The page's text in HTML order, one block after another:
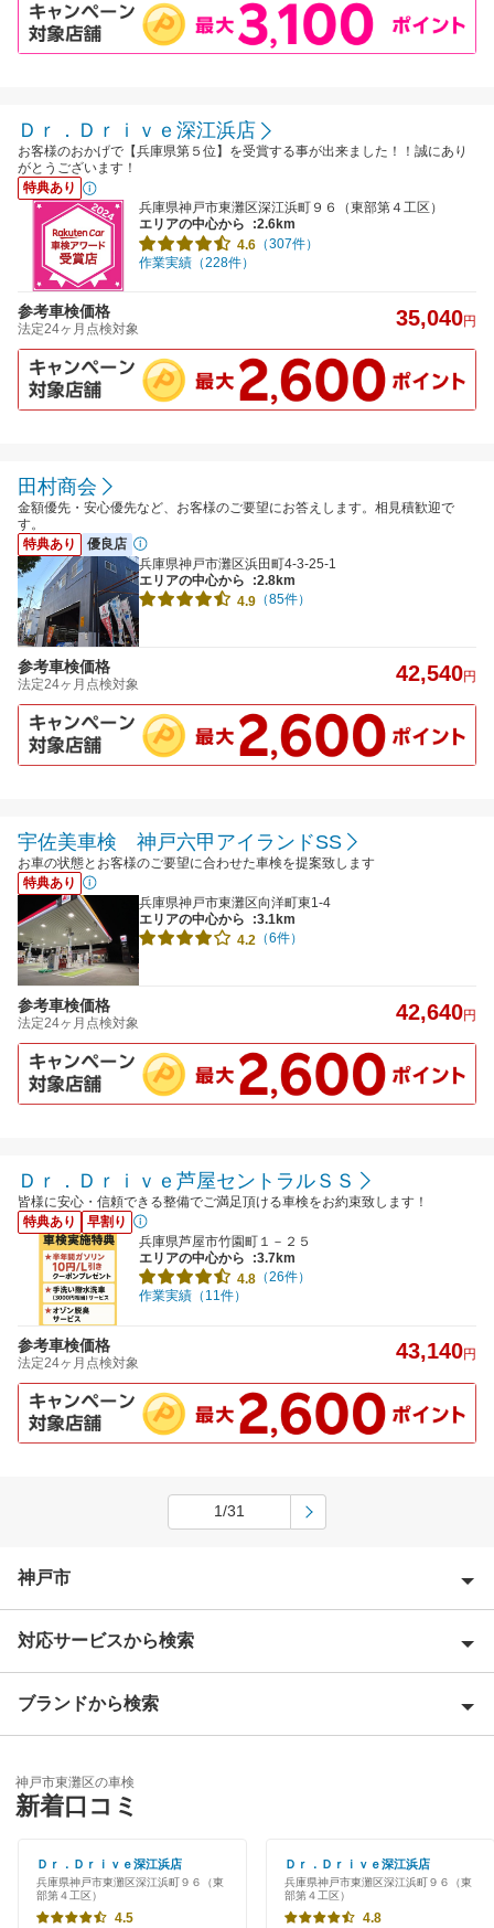
Ｄｒ．Ｄｒｉｖｅ深江浜店
お客様のおかげで【兵庫県第５位】を受賞する事が出来ました！！誠にあり
がとうございます！
特典あり
兵庫県神戸市東灘区深江浜町９６（東部第４工区）
エリアの中心から
:2.6km
4.6 （307件）
作業実績（228件）
参考車検価格
法定24ヶ月点検対象 35,040円
田村商会
金額優先・安心優先など、お客様のご要望にお答えします。相見積歓迎で
す。
特典あり
優良店
兵庫県神戸市灘区浜田町4-3-25-1
エリアの中心から
:2.8km
4.9 （85件）
参考車検価格
法定24ヶ月点検対象 42,540円
宇佐美車検 神戸六甲アイランドSS
お車の状態とお客様のご要望に合わせた車検を提案致します
特典あり
兵庫県神戸市東灘区向洋町東1-4
エリアの中心から
:3.1km
4.2 （6件）
参考車検価格
法定24ヶ月点検対象 42,640円
Ｄｒ．Ｄｒｉｖｅ芦屋セントラルＳＳ
皆様に安心・信頼できる整備でご満足頂ける車検をお約束致します！
特典あり
早割り
兵庫県芦屋市竹園町１－２５
エリアの中心から
:3.7km
4.8 （26件）
作業実績（11件）
参考車検価格
法定24ヶ月点検対象 43,140円
1/31
神戸市
神戸市北区
神戸市垂水区
神戸市中央区
神戸市長田区
神戸市灘区
神戸市西区
対応サービスから検索
Award 受賞店
特典あり
新車初回割りあり
ブランドから検索
「車検の速太郎」
アップル車検
オートバックス
神戸市東灘区の車検
新着口コミ
Ｄｒ．Ｄｒｉｖｅ深江浜店
兵庫県神戸市東灘区深江浜町９６（東
部第４工区）
4.5
Ｄｒ．Ｄｒｉｖｅ深江浜店
兵庫県神戸市東灘区深江浜町９６（東
部第４工区）
4.8